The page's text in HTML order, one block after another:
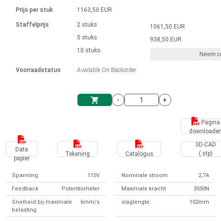
Eenheidssysteem
Solenoïden
driver
Ø 28-42| 1-1400 rpm | <= 290Ncm
Borstelloze DC-motordrivers
Borstel DC-motordrivers DPWM-
Stappenmotor drivers
Synchroon-asynchroon | voor 1-4 aandrijvingen
Besturingskasten
Synchroon-asynchroon | voor 1-4 aandrijvingen
Français (EUR)
Norsk (NOK)
Suomi (EUR)
Svenska (SEK)
Prijs per stuk
Staffelprijs
Voorraadstatus
1163,50 EUR
2 stuks
5 stuks
10 stuks
Available On Backorder
1061,50 EUR
938,50 EUR
Neem
- +
Pagina
Data
papier
Tekening Catalogus
3D-CAD
(.stp)
Spanning 115V Nominale stroom 2,7A
Feedback Potentiometer Maximale kracht 3500N
Snelheid bij maximale
belasting
6mm/s slaglengte: 102mm